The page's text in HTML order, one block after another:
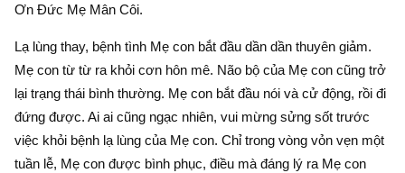
Ơn Đức Mẹ Mân Côi.
Lạ lùng thay, bệnh tình Mẹ con bắt đầu dần dần thuyên giảm.
Mẹ con từ từ ra khỏi cơn hôn mê. Não bộ của Mẹ con cũng trở
lại trạng thái bình thường. Mẹ con bắt đầu nói và cử động, rồi đi
đứng được. Ai ai cũng ngạc nhiên, vui mừng sửng sốt trước
việc khỏi bệnh lạ lùng của Mẹ con. Chỉ trong vòng vỏn vẹn một
tuần lễ, Mẹ con được bình phục, điều mà đáng lý ra Mẹ con